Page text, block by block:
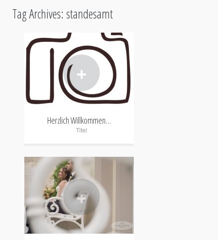
Tag Archives: standesamt
+
Herzlich Willkommen…
Titel
+